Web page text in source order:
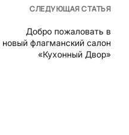
СЛЕДУЮЩАЯ СТАТЬЯ
Добро пожаловать в
новый флагманский салон
«Кухонный Двор»